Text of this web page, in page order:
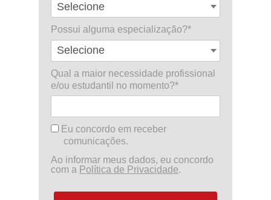
Possui alguma especialização?*
Qual a maior necessidade profissional
e/ou estudantil no momento?*
Eu concordo em receber
comunicações.
Ao informar meus dados, eu concordo
com a Política de Privacidade.